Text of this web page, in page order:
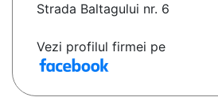
Strada Baltagului nr. 6
Vezi profilul firmei pe